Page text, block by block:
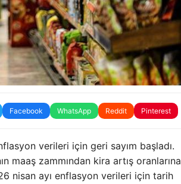
Facebook WhatsApp Reddit Pinterest
verileri için geri sayım başladı.
maaş zammından kira artış oranlarına
nisan ayı enflasyon verileri için tarih